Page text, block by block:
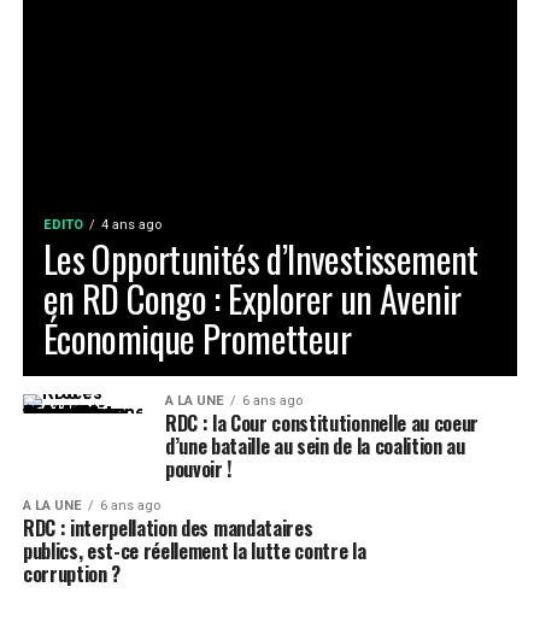
EDITO 4 ans ago
Les Opportunités d’Investissement
en RD Congo : Explorer un Avenir
Économique Prometteur
A LA UNE 6 ans ago
RDC : la Cour constitutionnelle au coeur
d’une bataille au sein de la coalition au
pouvoir !
A LA UNE 6 ans ago
RDC : interpellation des mandataires
publics, est-ce réellement la lutte contre la
corruption ?